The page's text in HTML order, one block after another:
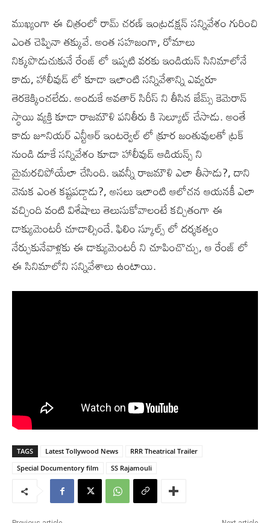
ముఖ్యంగా ఈ చిత్రంలో రామ్ చరణ్ ఇంట్రడక్షన్ సన్నివేశం గురించి
ఎంత చెప్పినా తక్కువే. అంత సహజంగా, రోమాలు
నిక్కపొడుచుకునే రేంజ్ లో ఇప్పటి వరకు ఇండియన్ సినిమాలోనే
కాదు, హాలీవుడ్ లో కూడా ఇలాంటి సన్నివేశాన్ని ఎవ్వరూ
తెరకెక్కించలేదు. అందుకే అవతార్ సిరీస్ ని తీసిన జేమ్స్ కెమెరాన్
స్థాయి వ్యక్తి కూడా రాజమౌళి పనితీరు కి సెల్యూట్ చేసాడు. అంతే
కాదు జూనియర్ ఎన్టీఆర్ ఇంటర్వెల్ లో క్రూర జంతువులతో ట్రక్
నుండి దూకే సన్నివేశం కూడా హాలీవుడ్ ఆడియన్స్ ని
మైమరచిపోయేలా చేసింది. ఇవన్నీ రాజమౌళి ఎలా తీసాడు?, దాని
వెనుక ఎంత కష్టపడ్డాడు?, అసలు ఇలాంటి ఆలోచన ఆయనకీ ఎలా
వచ్చింది వంటి విశేషాలు తెలుసుకోవాలంటే కచ్చితంగా ఈ
డాక్యుమెంటరీ చూడాల్సిందే. ఫిలిం స్కూల్స్ లో దర్శకత్వం
నేర్చుకునేవాళ్లకు ఈ డాక్యుమెంటరీ ని చూపించొచ్చు, ఆ రేంజ్ లో
ఈ సినిమాలోని సన్నివేశాలు ఉంటాయి.
TAGS Latest Tollywood News
RRR Theatrical Trailer
Special Documentory film
SS Rajamouli